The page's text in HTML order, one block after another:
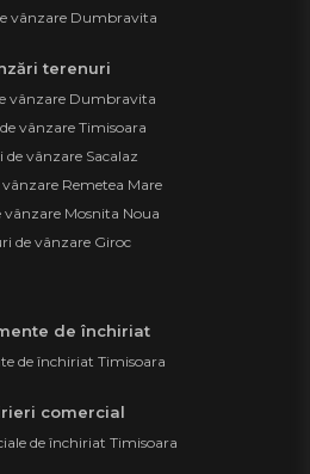
vânzare Dumbravita
terenuri
vânzare Dumbravita
vânzare Timisoara
de vânzare Sacalaz
vânzare Remetea Mare
vânzare Mosnita Noua
de vânzare Giroc
de închiriat
de închiriat Timisoara
comercial
de închiriat Timisoara